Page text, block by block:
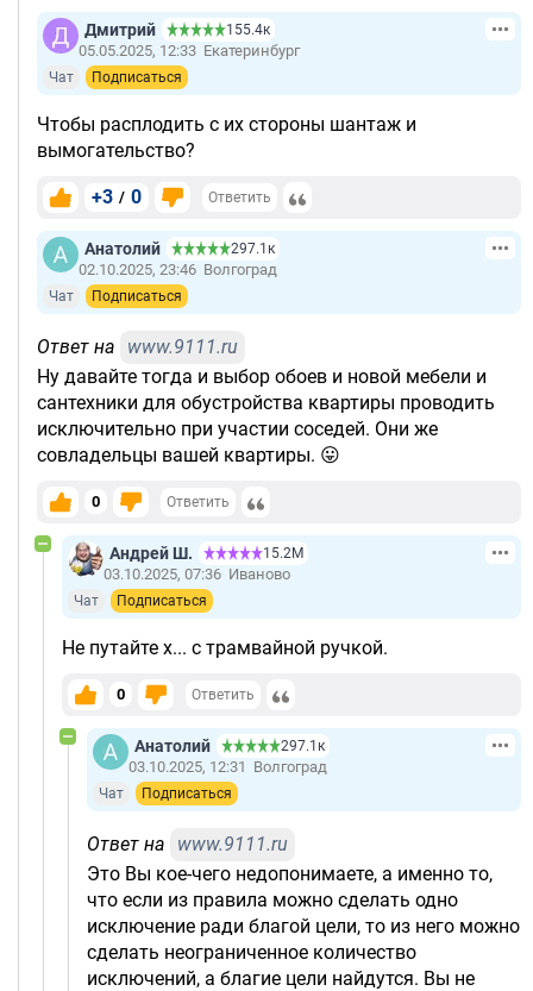
Дмитрий 155.4к
05.05.2025, 12:33 Екатеринбург
Чат Подписаться
Чтобы расплодить с их стороны шантаж и
вымогательство?
+3 / 0 Ответить
Анатолий 297.1к
02.10.2025, 23:46 Волгоград
Чат Подписаться
Ответ на
www.9111.ru
Ну давайте тогда и выбор обоев и новой мебели и
сантехники для обустройства квартиры проводить
исключительно при участии соседей. Они же
совладельцы вашей квартиры. 😛
0 Ответить
Андрей Ш. 15.2М
03.10.2025, 07:36 Иваново
Чат Подписаться
Не путайте х... с трамвайной ручкой.
0 Ответить
Анатолий 297.1к
03.10.2025, 12:31 Волгоград
Чат Подписаться
Ответ на
www.9111.ru
Это Вы кое-чего недопонимаете, а именно то,
что если из правила можно сделать одно
исключение ради благой цели, то из него можно
сделать неограниченное количество
исключений, а благие цели найдутся. Вы не